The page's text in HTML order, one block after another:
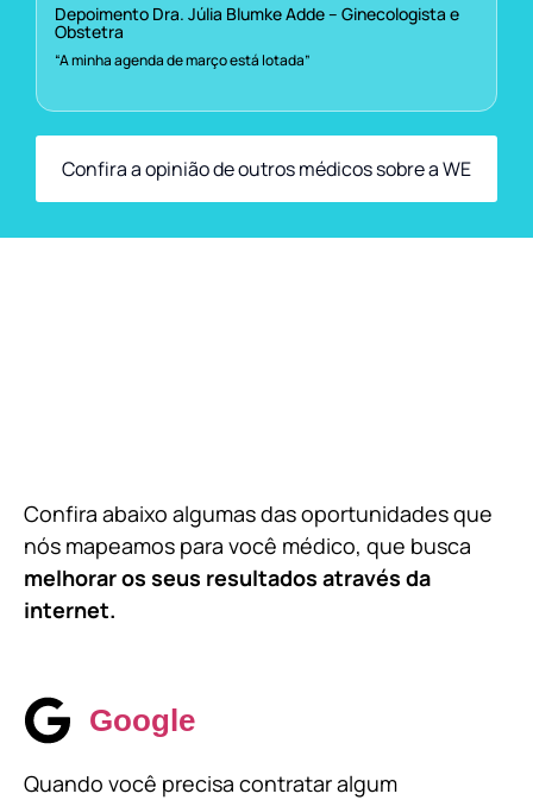
Depoimento Dra. Júlia Blumke Adde – Ginecologista e
Obstetra
“A minha agenda de março está lotada”
Confira a opinião de outros médicos sobre a WE
Confira abaixo algumas das oportunidades que
nós mapeamos para você médico, que busca
melhorar os seus resultados através da
internet.
Google
Quando você precisa contratar algum